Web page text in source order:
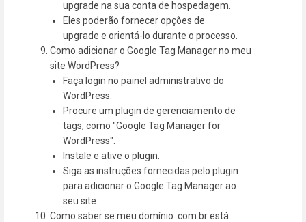
upgrade na sua conta de hospedagem.
Eles poderão fornecer opções de
upgrade e orientá-lo durante o processo.
Como adicionar o Google Tag Manager no meu
site WordPress?
Faça login no painel administrativo do
WordPress.
Procure um plugin de gerenciamento de
tags, como "Google Tag Manager for
WordPress".
Instale e ative o plugin.
Siga as instruções fornecidas pelo plugin
para adicionar o Google Tag Manager ao
seu site.
Como saber se meu domínio .com.br está